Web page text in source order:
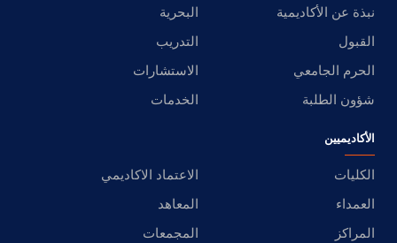
نبذة عن الأكاديمية
البحرية
القبول
التدريب
الحرم الجامعي
الاستشارات
شؤون الطلبة
الخدمات
الأكاديميين
الكليات
الاعتماد الاكاديمي
العمداء
المعاهد
المراكز
المجمعات